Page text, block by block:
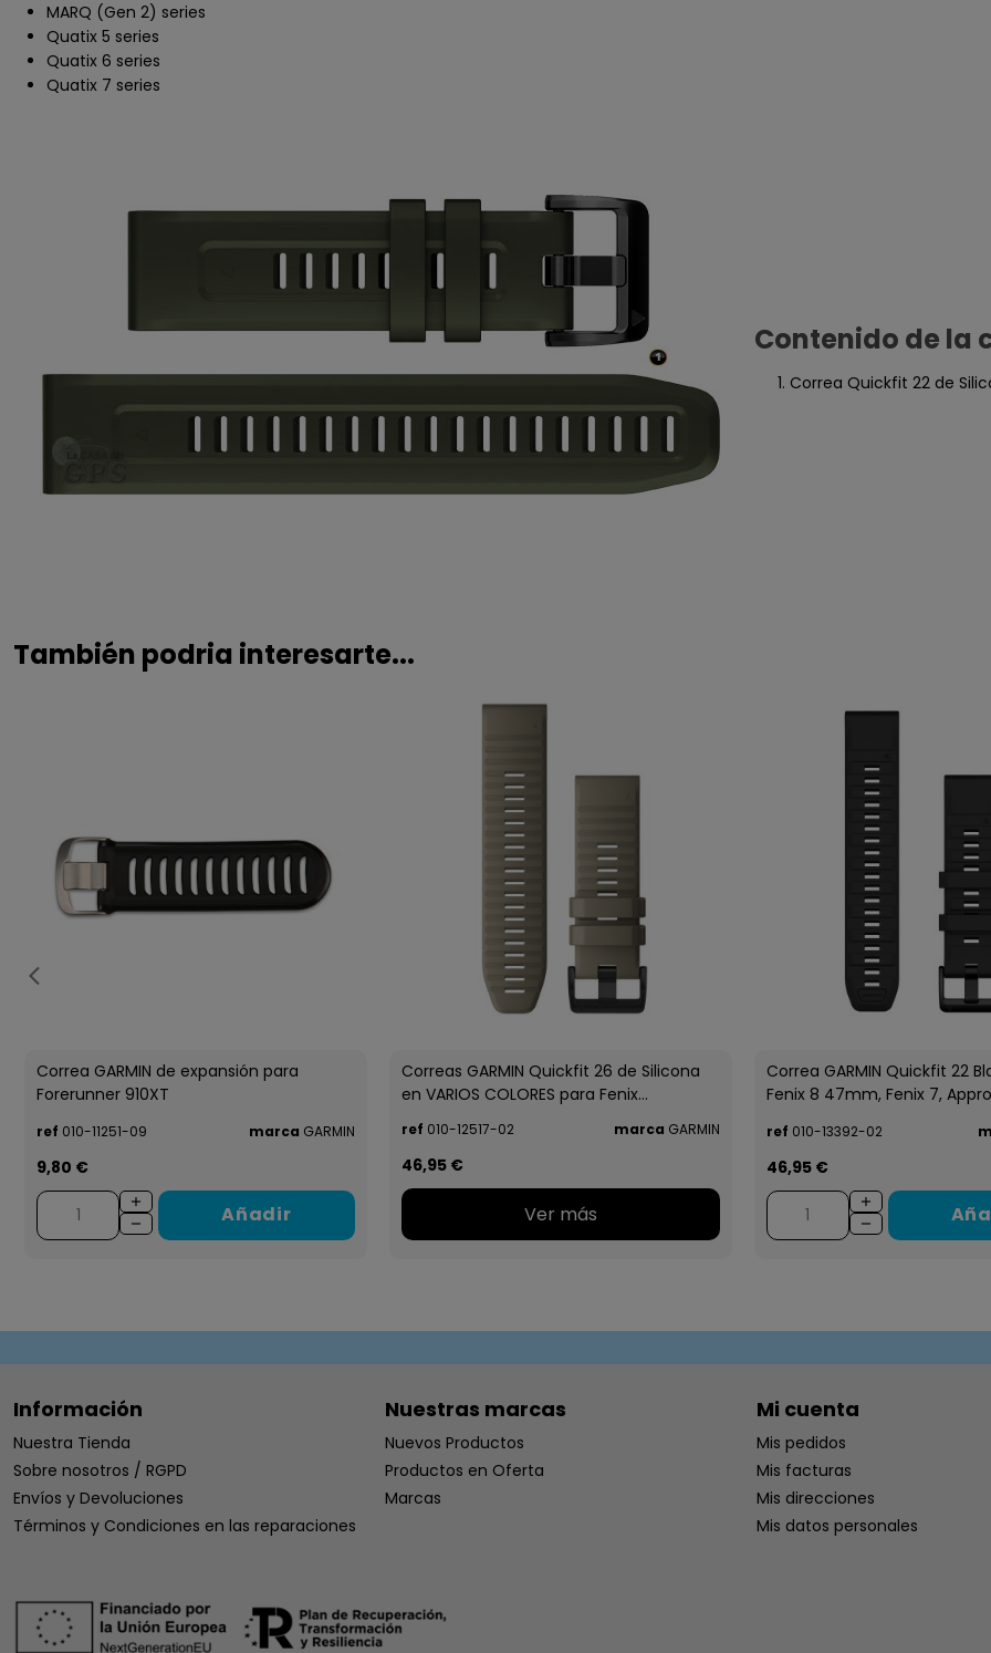
MARQ (Gen 2) series
Quatix 5 series
Quatix 6 series
Quatix 7 series
Contenido de la
Correa Quickfit 22 de
También podria interesarte...
Correa GARMIN de expansión para
Forerunner 910XT
ref 010-11251-09 marca GARMIN
9,80 €
Añadir
Correas GARMIN Quickfit 26 de Silicona
en VARIOS COLORES para Fenix...
ref 010-12517-02 marca GARMIN
46,95 €
Ver más
Correa GARMIN Quickfit 22
Fenix 8 47mm, Fenix 7,
ref 010-13392-02
46,95 €
Información
Nuestra Tienda
Sobre nosotros / RGPD
Envíos y Devoluciones
Términos y Condiciones en las reparaciones
Nuestras marcas
Nuevos Productos
Productos en Oferta
Marcas
Mi cuenta
Mis pedidos
Mis facturas
Mis direcciones
Mis datos personales